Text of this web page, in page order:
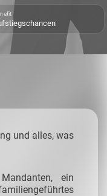
und alles, was
ein